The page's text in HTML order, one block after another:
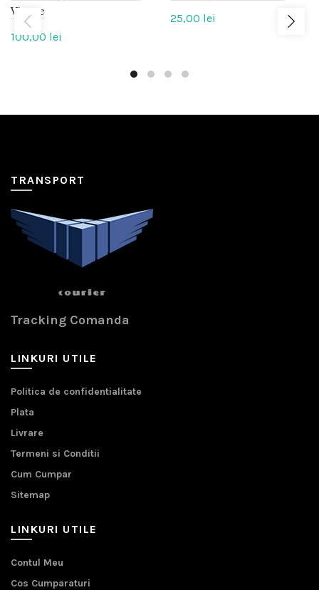
Viteze
100,00 lei
25,00 lei
TRANSPORT
Tracking Comanda
LINKURI UTILE
Politica de confidentialitate
Plata
Livrare
Termeni si Conditii
Cum Cumpar
Sitemap
LINKURI UTILE
Contul Meu
Cos Cumparaturi